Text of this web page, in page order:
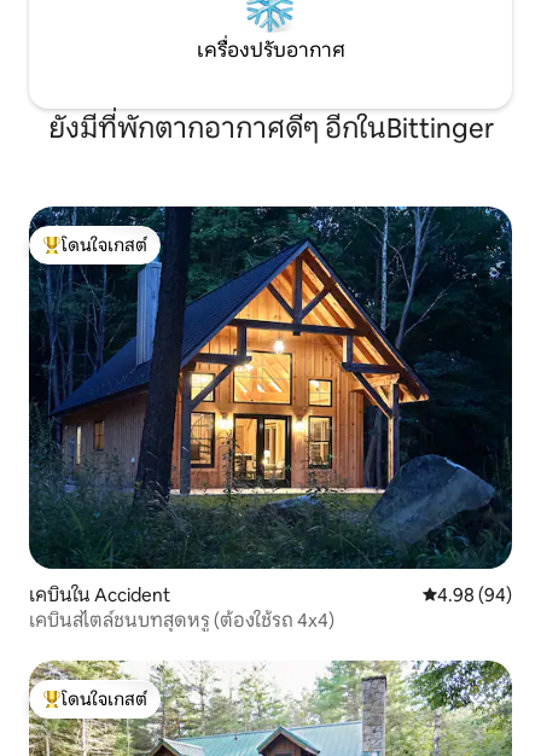
เครื่องปรับอากาศ
ยังมีที่พักตากอากาศดีๆ อีกในBittinger
โดนใจเกสต์ที่สุด
โดนใจเกสต์
เคบินใน Accident คะแนนเฉลี่ย
4.98 (94)
เคบินสไตล์ชนบทสุดหรู (ต้องใช้รถ 4x4)
โดนใจเกสต์ที่สุด
โดนใจเกสต์